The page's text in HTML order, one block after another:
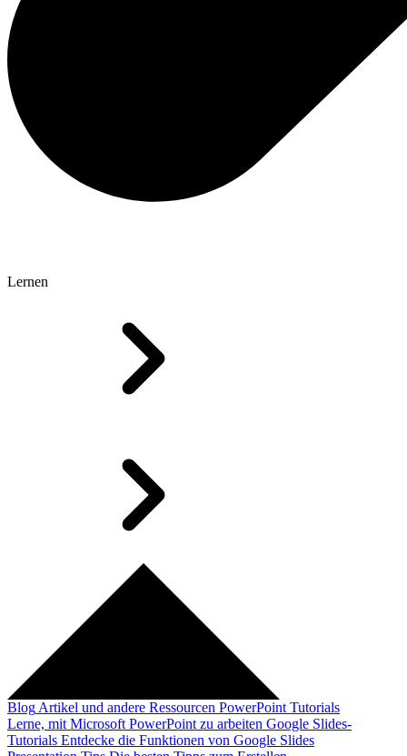
Lernen
Blog Artikel und andere Ressourcen PowerPoint Tutorials
Lerne, mit Microsoft PowerPoint zu arbeiten Google Slides-
Tutorials Entdecke die Funktionen von Google Slides